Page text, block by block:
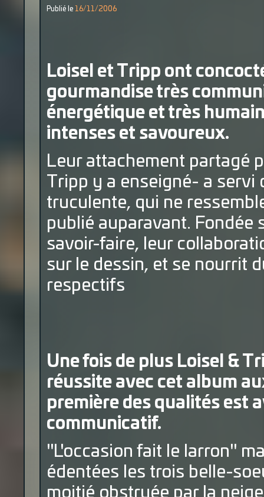
Publié le 16/11/2006
Loisel et Tripp ont
gourmandise très
énergétique et très
intenses et savoureux.
Leur attachement partagé
Tripp y a enseigné- a
truculente, qui ne
publié auparavant. Fondée
savoir-faire, leur
sur le dessin, et se nourrit
respectifs
Une fois de plus Loisel &
réussite avec cet album
première des qualités est
communicatif.
"L'occasion fait le larron"
édentées les trois belle-
moitié obstruée par la